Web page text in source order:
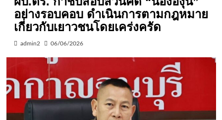
อย่างรอบคอบ ดำเนินการตามกฎหมาย
เกี่ยวกับเยาวชนโดยเคร่งครัด
admin2 06/06/2026